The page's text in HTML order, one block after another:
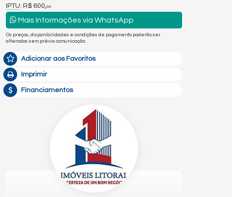
IPTU: R$ 600, 00
Mais Informações via WhatsApp
Os preços, disponibilidades e condições de pagamento poderão ser
alterados sem prévia comunicação.
Adicionar aos Favoritos
Imprimir
Financiamentos